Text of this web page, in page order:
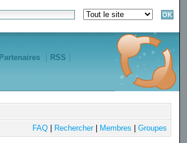
Partenaires RSS
FAQ| Rechercher| Membres Groupes